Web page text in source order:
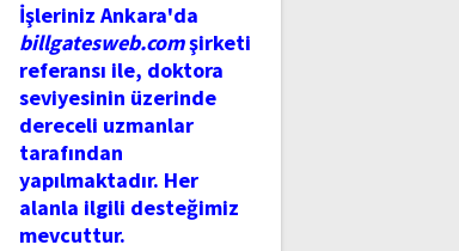
İşleriniz Ankara'da
billgatesweb.comşirketi
referansı ile, doktora
seviyesinin üzerinde
dereceli uzmanlar
tarafından
yapılmaktadır. Her
alanla ilgili desteğimiz
mevcuttur.